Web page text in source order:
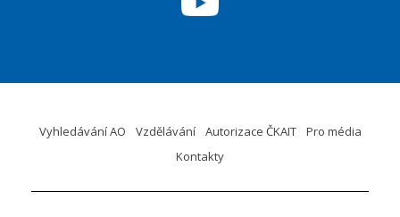
Vyhledávání AO Vzdělávání Autorizace ČKAIT
Pro média
Kontakty